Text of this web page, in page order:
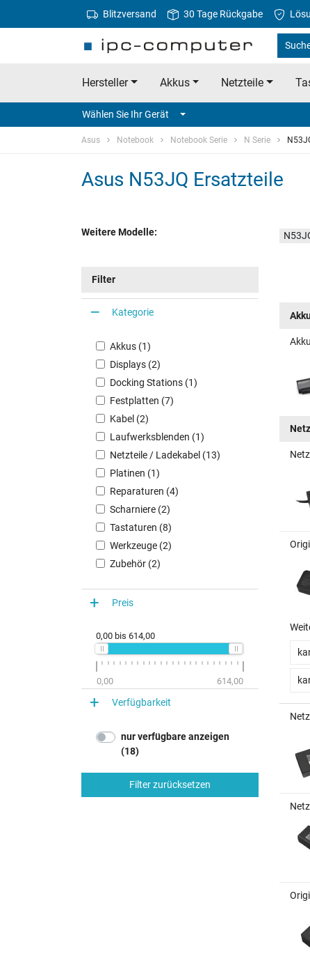
Blitzversand 30 Tage Rückgabe
Hersteller Akkus Netzteile
Wählen Sie Ihr Gerät
Asus Notebook Notebook Serie N Serie
Asus N53JQ Ersatzteile
Weitere Modelle:
Filter
Kategorie
Akkus (1)
Displays (2)
Docking Stations (1)
Festplatten (7)
Kabel (2)
Laufwerksblenden (1)
Netzteile / Ladekabel (13)
Platinen (1)
Reparaturen (4)
Scharniere (2)
Tastaturen (8)
Werkzeuge (2)
Zubehör (2)
Preis
0,00 bis 614,00
0,00 614,00
Verfügbarkeit
nur verfügbare anzeigen
(18)
Filter zurücksetzen